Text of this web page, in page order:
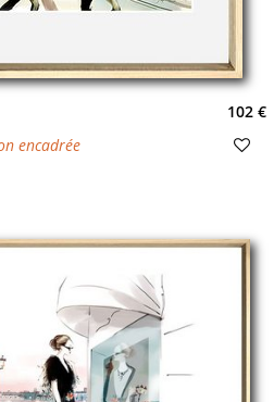
102 €
encadrée